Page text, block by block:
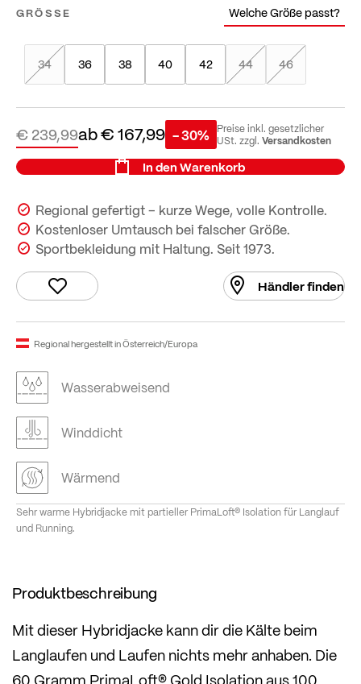
GRÖSSE Welche Größe passt?
34 36 38 40 42 44 46
ab€ 167,99
€ 239,99 - 30% Preise inkl. gesetzlicher
USt. zzgl. Versandkosten
In den Warenkorb
Regional gefertigt – kurze Wege, volle Kontrolle.
Kostenloser Umtausch bei falscher Größe.
Sportbekleidung mit Haltung. Seit 1973.
Händler finden
Regional hergestellt in Österreich/Europa
Wasserabweisend
Winddicht
Wärmend
Sehr warme Hybridjacke mit partieller PrimaLoft® Isolation für Langlauf
und Running.
Produktbeschreibung
Mit dieser Hybridjacke kann dir die Kälte beim
Langlaufen und Laufen nichts mehr anhaben. Die